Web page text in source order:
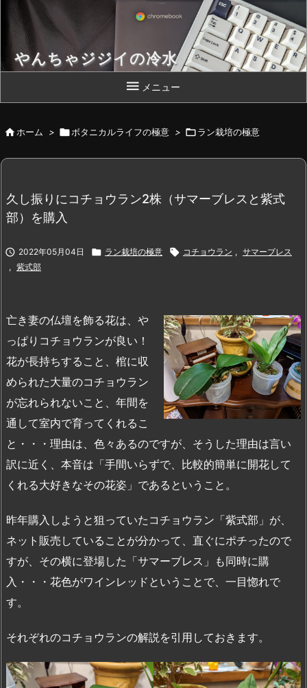
やんちゃジジイの冷水
Chromebook 片手によいしょっと！
 メニュー
ホーム > ボタニカルライフの極意 > ラン栽培の極意
久し振りにコチョウラン2株（サマーブレスと紫式
部）を購入
 2022年05月04日  ラン栽培の極意  コチョウラン , サマーブレス
, 紫式部
亡き妻の仏壇を飾る花は、や
っぱりコチョウランが良い！
花が長持ちすること、棺に収
められた大量のコチョウラン
が忘れられないこと、年間を
通して室内で育ってくれるこ
と・・・理由は、色々あるのですが、そうした理由は言い
訳に近く、本音は「手間いらずで、比較的簡単に開花して
くれる大好きなその花姿」であるということ。
昨年購入しようと狙っていたコチョウラン「紫式部」が、
ネット販売していることが分かって、直ぐにポチったので
すが、その横に登場した「サマーブレス」も同時に購
入・・・花色がワインレッドということで、一目惚れで
す。
それぞれのコチョウランの解説を引用しておきます。